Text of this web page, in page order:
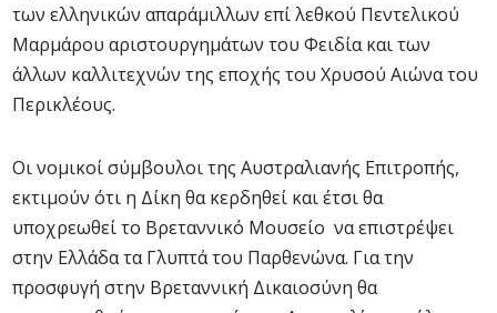
των ελληνικών απαράμιλλων επί λεθκού Πεντελικού
Μαρμάρου αριστουργημάτων του Φειδία και των
άλλων καλλιτεχνών της εποχής του Χρυσού Αιώνα του
Περικλέους.
Οι νομικοί σύμβουλοι της Αυστραλιανής Επιτροπής,
εκτιμούν ότι η Δίκη θα κερδηθεί και έτσι θα
υποχρεωθεί το Βρεταννικό Μουσείο να επιστρέψει
στην Ελλάδα τα Γλυπτά του Παρθενώνα. Για την
προσφυγή στην Βρεταννική Δικαιοσύνη θα